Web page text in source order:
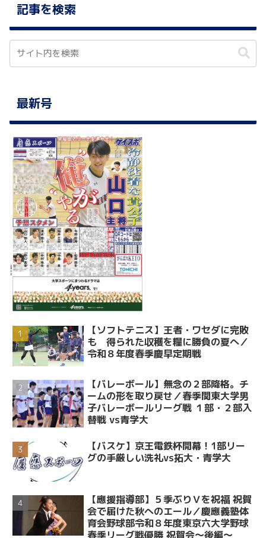
記事を検索
最新号
【ソフトテニス】王者・ワセダに完敗
も 得られた収穫を糧に勝負の夏へ／
令和８年度春季慶早定期戦
【バレーボール】無念の２部降格。チ
ームの形を取り戻せ／春季関東大学男
子バレーボールリーグ戦 １部・２部入
替戦 vs青学大
【バスケ】京王電鉄杯開幕！1部リー
グの手厳しい洗礼vs拓大・青学大
【應援指導部】５季ぶりＶを祝福 祝賀
会で届けた秋へのエール／慶應義塾体
育会野球部令和８年度東京六大学野球
春季リーグ戦優勝 祝賀会～後編～